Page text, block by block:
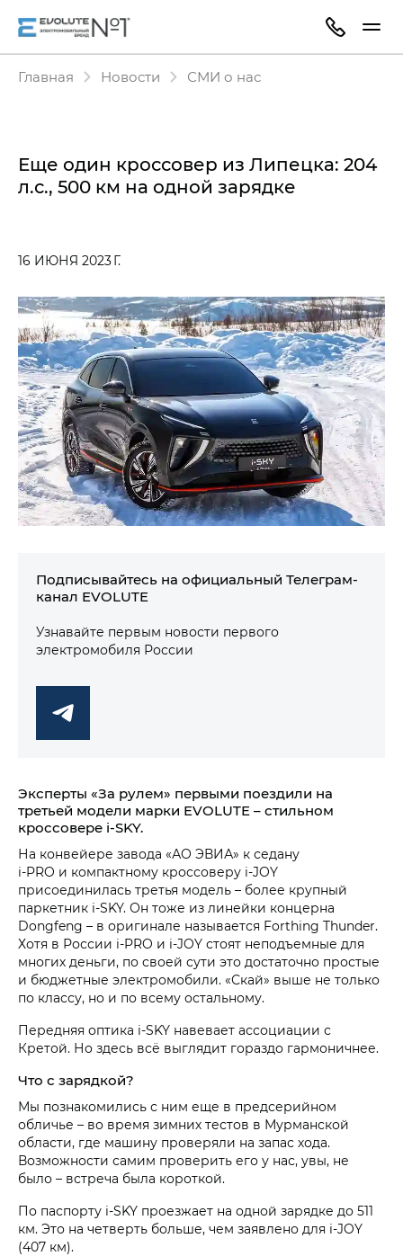
Главная Новости СМИ о нас
Еще один кроссовер из Липецка: 204
л.с., 500 км на одной зарядке
16 ИЮНЯ 2023 Г.
Подписывайтесь на официальный Телеграм-
канал EVOLUTE
Узнавайте первым новости первого
электромобиля России
Эксперты «За рулем» первыми поездили на
третьей модели марки EVOLUTE – стильном
кроссовере i‑SKY.
На конвейере завода «АО ЭВИА» к седану
i‑PRO и компактному кроссоверу i‑JOY
присоединилась третья модель – более крупный
паркетник i‑SKY. Он тоже из линейки концерна
Dongfeng – в оригинале называется Forthing Thunder.
Хотя в России i‑PRO и i‑JOY стоят неподъемные для
многих деньги, по своей сути это достаточно простые
и бюджетные электромобили. «Скай» выше не только
по классу, но и по всему остальному.
Передняя оптика i‑SKY навевает ассоциации с
Кретой. Но здесь всё выглядит гораздо гармоничнее.
Что с зарядкой?
Мы познакомились с ним еще в предсерийном
обличье – во время зимних тестов в Мурманской
области, где машину проверяли на запас хода.
Возможности самим проверить его у нас, увы, не
было – встреча была короткой.
По паспорту i‑SKY проезжает на одной зарядке до 511
км. Это на четверть больше, чем заявлено для i‑JOY
(407 км).